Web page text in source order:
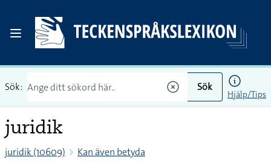
Sök: Sök
Hjälp/Tips
juridik
juridik (10609) Kan även betyda